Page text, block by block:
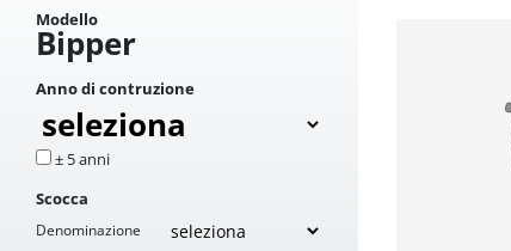
Modello
Bipper
Anno di contruzione
± 5 anni
Scocca
Denominazione